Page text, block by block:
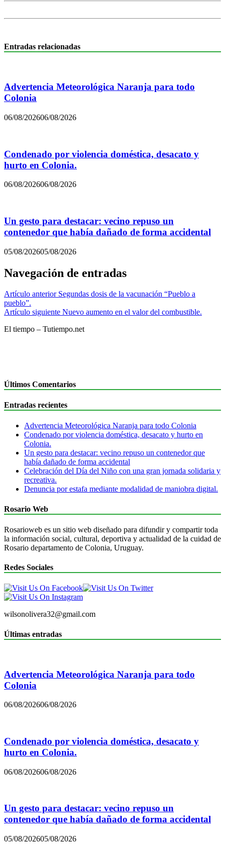
Entradas relacionadas
Advertencia Meteorológica Naranja para todo
Colonia
06/08/202606/08/2026
Condenado por violencia doméstica, desacato y
hurto en Colonia.
06/08/202606/08/2026
Un gesto para destacar: vecino repuso un
contenedor que había dañado de forma accidental
05/08/202605/08/2026
Navegación de entradas
Artículo anterior Segundas dosis de la vacunación “Pueblo a
pueblo”.
Artículo siguiente Nuevo aumento en el valor del combustible.
El tiempo – Tutiempo.net
Últimos Comentarios
Entradas recientes
Advertencia Meteorológica Naranja para todo Colonia
Condenado por violencia doméstica, desacato y hurto en
Colonia.
Un gesto para destacar: vecino repuso un contenedor que
había dañado de forma accidental
Celebración del Día del Niño con una gran jornada solidaria y
recreativa.
Denuncia por estafa mediante modalidad de maniobra digital.
Rosario Web
Rosarioweb es un sitio web diseñado para difundir y compartir toda
la información social, cultural, deportiva y actualidad de la cuidad de
Rosario departamento de Colonia, Uruguay.
Redes Sociales
wilsonolivera32@gmail.com
Últimas entradas
Advertencia Meteorológica Naranja para todo
Colonia
06/08/202606/08/2026
Condenado por violencia doméstica, desacato y
hurto en Colonia.
06/08/202606/08/2026
Un gesto para destacar: vecino repuso un
contenedor que había dañado de forma accidental
05/08/202605/08/2026